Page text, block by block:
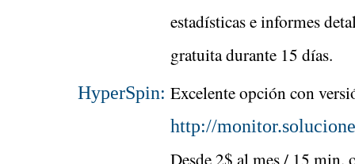
estadísticas e informes
gratuita durante 15 días.
HyperSpin: Excelente opción con
http://
Desde 2$ al mes / 15 min.